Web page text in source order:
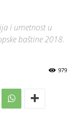
i umetnost u
baštine 2018.
979